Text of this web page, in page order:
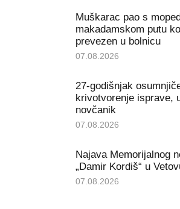
Muškarac pao s
makadamskom putu
prevezen u bolnicu
07.08.2026
27-godišnjak
krivotvorenje isprave,
novčanik
07.08.2026
Najava Memorijalnog
„Damir Kordiš“ u
07.08.2026